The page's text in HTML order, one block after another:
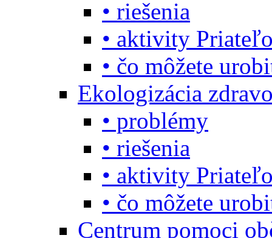
• riešenia
• aktivity
• čo môžete
Ekologizácia
• problémy
• riešenia
• aktivity
• čo môžete
Centrum pomoci